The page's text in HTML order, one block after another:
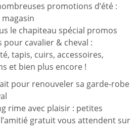
promotions d’été :
le chapiteau spécial promos
pour cavalier & cheval :
tapis, cuirs, accessoires,
et bien plus encore !
pour renouveler sa garde-robe
rime avec plaisir : petites
gratuit vous attendent sur